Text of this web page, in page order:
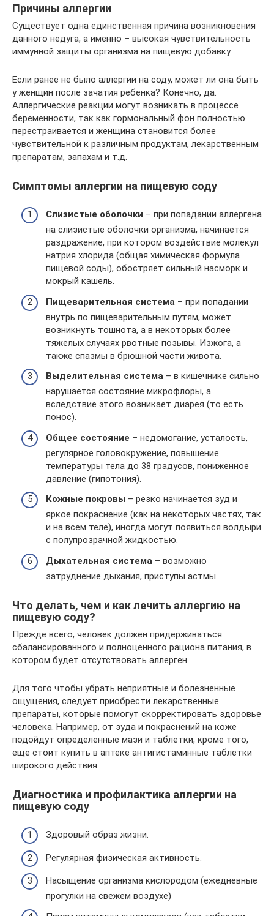
Причины аллергии
Существует одна единственная причина возникновения
данного недуга, а именно – высокая чувствительность
иммунной защиты организма на пищевую добавку.
Если ранее не было аллергии на соду, может ли она быть
у женщин после зачатия ребенка? Конечно, да.
Аллергические реакции могут возникать в процессе
беременности, так как гормональный фон полностью
перестраивается и женщина становится более
чувствительной к различным продуктам, лекарственным
препаратам, запахам и т.д.
Симптомы аллергии на пищевую соду
Слизистые оболочки – при попадании аллергена
на слизистые оболочки организма, начинается
раздражение, при котором воздействие молекул
натрия хлорида (общая химическая формула
пищевой соды), обостряет сильный насморк и
мокрый кашель.
Пищеварительная система – при попадании
внутрь по пищеварительным путям, может
возникнуть тошнота, а в некоторых более
тяжелых случаях рвотные позывы. Изжога, а
также спазмы в брюшной части живота.
Выделительная система – в кишечнике сильно
нарушается состояние микрофлоры, а
вследствие этого возникает диарея (то есть
понос).
Общее состояние – недомогание, усталость,
регулярное головокружение, повышение
температуры тела до 38 градусов, пониженное
давление (гипотония).
Кожные покровы – резко начинается зуд и
яркое покраснение (как на некоторых частях, так
и на всем теле), иногда могут появиться волдыри
с полупрозрачной жидкостью.
Дыхательная система – возможно
затруднение дыхания, приступы астмы.
Что делать, чем и как лечить аллергию на
пищевую соду?
Прежде всего, человек должен придерживаться
сбалансированного и полноценного рациона питания, в
котором будет отсутствовать аллерген.
Для того чтобы убрать неприятные и болезненные
ощущения, следует приобрести лекарственные
препараты, которые помогут скорректировать здоровье
человека. Например, от зуда и покраснений на коже
подойдут определенные мази и таблетки, кроме того,
еще стоит купить в аптеке антигистаминные таблетки
широкого действия.
Диагностика и профилактика аллергии на
пищевую соду
Здоровый образ жизни.
Регулярная физическая активность.
Насыщение организма кислородом (ежедневные
прогулки на свежем воздухе)